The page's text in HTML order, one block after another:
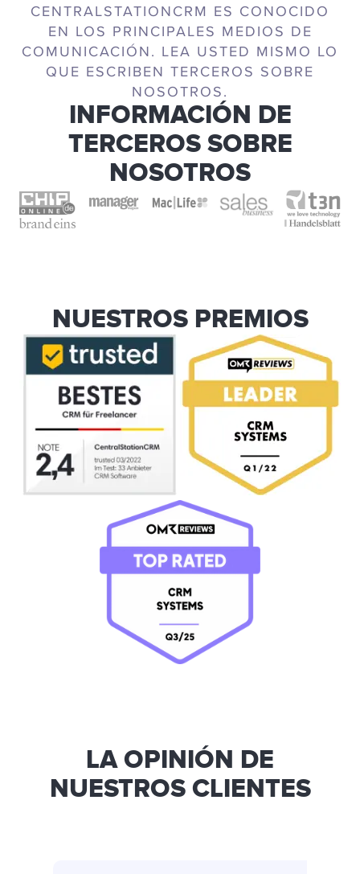
CENTRALSTATIONCRM ES CONOCIDO
EN LOS PRINCIPALES MEDIOS DE
COMUNICACIÓN. LEA USTED MISMO LO
QUE ESCRIBEN TERCEROS SOBRE
NOSOTROS.
INFORMACIÓN DE
TERCEROS SOBRE
NOSOTROS
NUESTROS PREMIOS
LA OPINIÓN DE
NUESTROS CLIENTES